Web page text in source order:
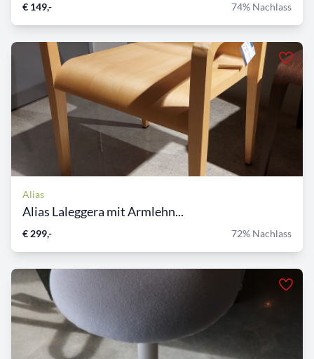
€ 149,- 74% Nachlass
Alias
Alias Laleggera mit Armlehn...
€ 299,- 72% Nachlass